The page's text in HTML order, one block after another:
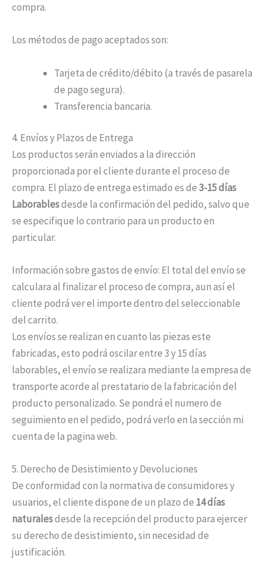
compra.
Los métodos de pago aceptados son:
Tarjeta de crédito/débito (a través de pasarela
de pago segura).
Transferencia bancaria.
4. Envíos y Plazos de Entrega
Los productos serán enviados a la dirección
proporcionada por el cliente durante el proceso de
compra. El plazo de entrega estimado es de3-15 días
Laborablesdesde la confirmación del pedido, salvo que
se especifique lo contrario para un producto en
particular.
Información sobre gastos de envío: El total del envío se
calculara al finalizar el proceso de compra, aun así el
cliente podrá ver el importe dentro del seleccionable
del carrito.
Los envíos se realizan en cuanto las piezas este
fabricadas, esto podrá oscilar entre 3 y 15 días
laborables, el envío se realizara mediante la empresa de
transporte acorde al prestatario de la fabricación del
producto personalizado. Se pondrá el numero de
seguimiento en el pedido, podrá verlo en la sección mi
cuenta de la pagina web.
5. Derecho de Desistimiento y Devoluciones
De conformidad con la normativa de consumidores y
usuarios, el cliente dispone de un plazo de 14 días
naturalesdesde la recepción del producto para ejercer
su derecho de desistimiento, sin necesidad de
justificación.